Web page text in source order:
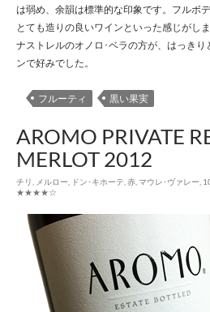
は弱め、余韻は標準的な印象です。フルボ
とても造りの良いワインといった感じがし
ナストレルのオノロ･ベラの方が、はっきり
ンで好みでした。
フルーティ 黒い果実
AROMO PRIVATE
MERLOT 2012
チリ メルロー ドン･キホーテ 赤 マウレ･ヴァレー
★★★★☆